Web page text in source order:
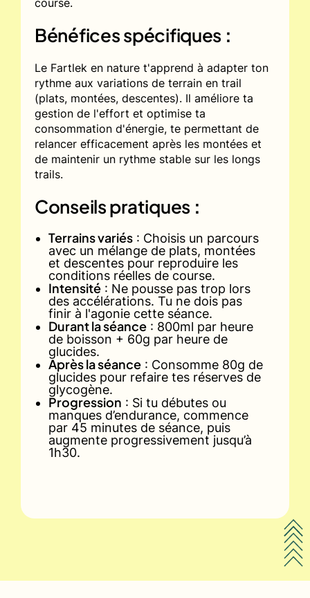
course.
Bénéfices spécifiques :
Le Fartlek en nature t'apprend à adapter ton
rythme aux variations de terrain en trail
(plats, montées, descentes). Il améliore ta
gestion de l'effort et optimise ta
consommation d'énergie, te permettant de
relancer efficacement après les montées et
de maintenir un rythme stable sur les longs
trails.
Conseils pratiques :
Terrains variés : Choisis un parcours
avec un mélange de plats, montées
et descentes pour reproduire les
conditions réelles de course.
Intensité : Ne pousse pas trop lors
des accélérations. Tu ne dois pas
finir à l'agonie cette séance.
Durant la séance : 800ml par heure
de boisson + 60g par heure de
glucides.
Après la séance : Consomme 80g de
glucides pour refaire tes réserves de
glycogène.
Progression : Si tu débutes ou
manques d’endurance, commence
par 45 minutes de séance, puis
augmente progressivement jusqu’à
1h30.